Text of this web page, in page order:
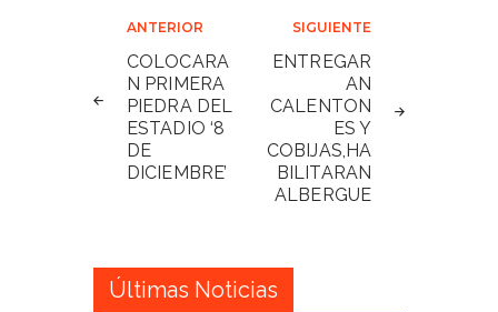
Navegación
de
entradas
ANTERIOR
COLOCARA
N PRIMERA
PIEDRA DEL
ESTADIO ‘8
DE
DICIEMBRE’
SIGUIENTE
ENTREGAR
AN
CALENTON
ES Y
COBIJAS,HA
BILITARAN
ALBERGUE
Últimas Noticias